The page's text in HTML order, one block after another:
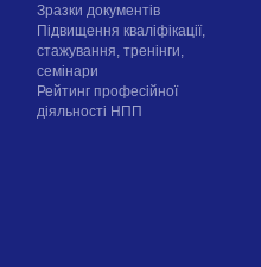
Зразки документів
Підвищення кваліфікації,
стажування, тренінги,
семінари
Рейтинг професійної
діяльності НПП